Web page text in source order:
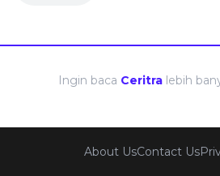
Ingin baca Ceritra lebih
About UsContact Us